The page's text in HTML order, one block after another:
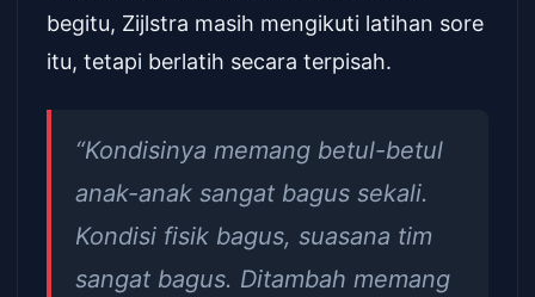
begitu, Zijlstra masih mengikuti latihan sore
itu, tetapi berlatih secara terpisah.
“Kondisinya memang betul-betul
anak-anak sangat bagus sekali.
Kondisi fisik bagus, suasana tim
sangat bagus. Ditambah memang